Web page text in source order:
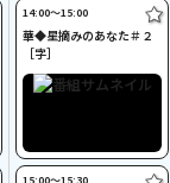
14:00〜15:00
華◆星摘みのあなた＃２
［字］